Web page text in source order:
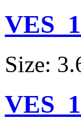
Size: